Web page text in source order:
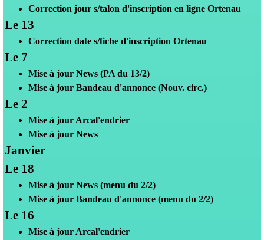
Correction jour s/talon d'inscription en ligne Ortenau
Le 13
Correction date s/fiche d'inscription Ortenau
Le 7
Mise à jour News (PA du 13/2)
Mise à jour Bandeau d'annonce (Nouv. circ.)
Le 2
Mise à jour Arcal'endrier
Mise à jour News
Janvier
Le 18
Mise à jour News (menu du 2/2)
Mise à jour Bandeau d'annonce (menu du 2/2)
Le 16
Mise à jour Arcal'endrier